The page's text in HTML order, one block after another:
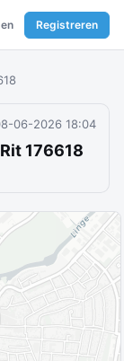
Registreren
06-2026 18:04
176618